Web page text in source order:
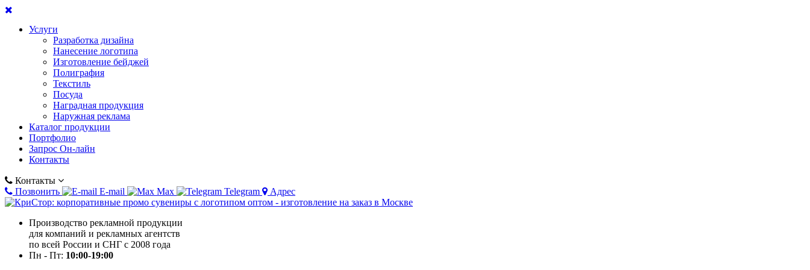
Услуги
Разработка дизайна
Нанесение логотипа
Изготовление бейджей
Полиграфия
Текстиль
Посуда
Наградная продукция
Наружная реклама
Каталог продукции
Портфолио
Запрос Он-лайн
Контакты
Контакты
Позвонить
E-mail Max Telegram Адрес
Производство рекламной продукции
для компаний и рекламных агентств
по всей России и СНГ с 2008 года
Пн - Пт: 10:00-19:00